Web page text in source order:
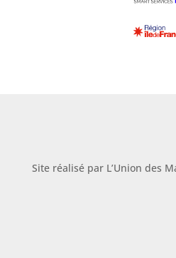
Site réalisé par L’Union des